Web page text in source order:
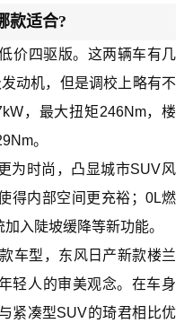
款适合?
价四驱版。这两辆车有几
动机，但是调校上略有不
，最大扭矩246Nm，楼
。
为时尚，凸显城市SUV风
得内部空间更充裕；0L燃
入陡坡缓降等新功能。
车型，东风日产新款楼兰
轻人的审美观念。在车身
紧凑型SUV的琦君相比优